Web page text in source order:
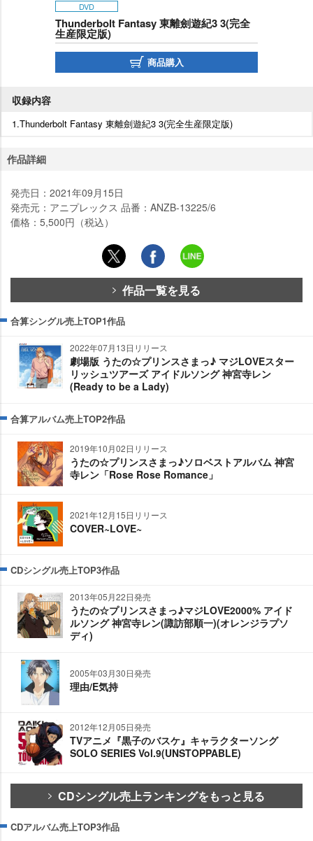
DVD
Thunderbolt Fantasy 東離劍遊紀3 3(完全
生産限定版)
商品購入
収録内容
1.Thunderbolt Fantasy 東離劍遊紀3 3(完全生産限定版)
作品詳細
発売日：2021年09月15日
発売元：アニプレックス 品番：ANZB-13225/6
価格：5,500円（税込）
作品一覧を見る
合算シングル売上TOP1作品
2022年07月13日リリース
劇場版 うたの☆プリンスさまっ♪ マジLOVEスター
リッシュツアーズ アイドルソング 神宮寺レン
(Ready to be a Lady)
合算アルバム売上TOP2作品
2019年10月02日リリース
うたの☆プリンスさまっ♪ソロベストアルバム 神宮
寺レン「Rose Rose Romance」
2021年12月15日リリース
COVER~LOVE~
CDシングル売上TOP3作品
2013年05月22日発売
うたの☆プリンスさまっ♪マジLOVE2000% アイド
ルソング 神宮寺レン(諏訪部順一)(オレンジラプソ
ディ)
2005年03月30日発売
理由/E気持
2012年12月05日発売
TVアニメ『黒子のバスケ』キャラクターソング
SOLO SERIES Vol.9(UNSTOPPABLE)
CDシングル売上ランキングをもっと見る
CDアルバム売上TOP3作品